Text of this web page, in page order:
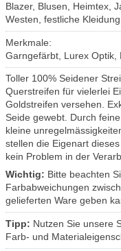
Blazer, Blusen, Heimtex,
Westen, festliche
Merkmale:
Garngefärbt, Lurex Optik,
Toller 100% Seidener
Querstreifen für vielerlei
Goldstreifen versehen.
Seide gewebt. Durch
kleine
stellen die Eigenart
kein Problem in der
Wichtig: Bitte beachten
Farbabweichungen
gelieferten Ware geben
Tipp: Nutzen Sie unsere
Farb- und